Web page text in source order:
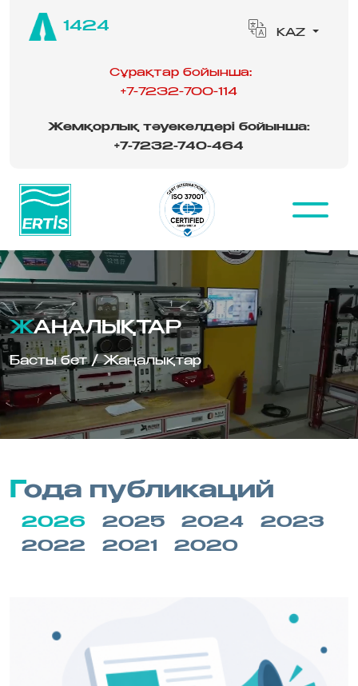
1424 KAZ
Сұрақтар бойынша:
+7-7232-700-114
Жемқорлық тәуекелдері бойынша:‪
+7-7232-740-464
ЖАҢАЛЫҚТАР
Басты бет/Жаңалықтар
Года публикаций
2026 2025 2024
2023
2022
2021 2020